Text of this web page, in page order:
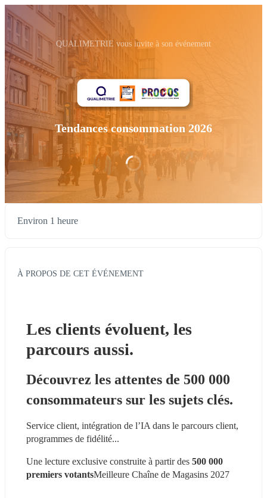
QUALIMETRIE vous invite à son événement
Tendances consommation 2026
Environ 1 heure
À PROPOS DE CET ÉVÉNEMENT
Les clients évoluent, les
parcours aussi.
Découvrez les attentes de 500 000
consommateurs sur les sujets clés.
Service client, intégration de l’IA dans le parcours client,
programmes de fidélité...
Une lecture exclusive construite à partir des 500 000
premiers votantsMeilleure Chaîne de Magasins 2027